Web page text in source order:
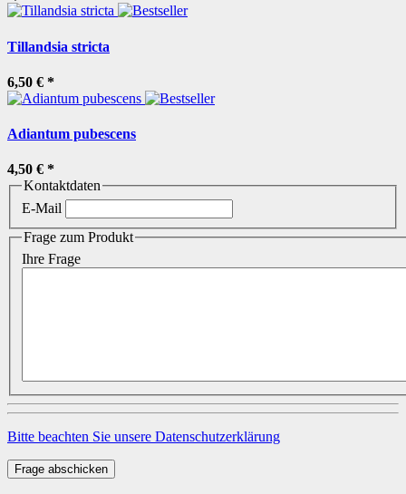
Tillandsia stricta
6,50 € *
Adiantum pubescens
4,50 € *
Kontaktdaten
E-Mail
Frage zum Produkt
Ihre Frage
Bitte beachten Sie unsere Datenschutzerklärung
Frage abschicken